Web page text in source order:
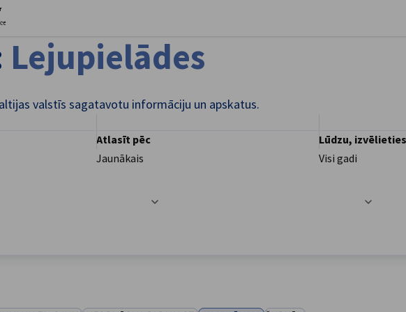
Lejupielādes
valstīs sagatavotu informāciju un apskatus.
opcijas
Atlasīt pēc
Jaunākais
Lūdzu,
Visi gadi